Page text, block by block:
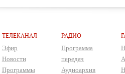
ТЕЛЕКАНАЛ
Эфир
Новости
Программы
РАДИО
Программа
передач
Аудиоархив